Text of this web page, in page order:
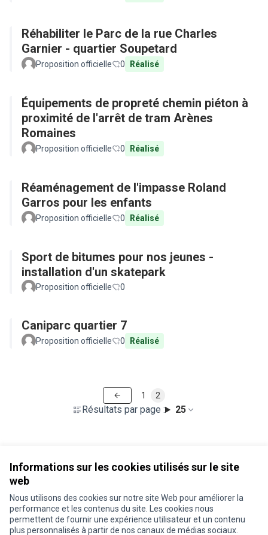
Informations sur les cookies utilisés sur le site
web
Nous utilisons des cookies sur notre site Web pour améliorer la
performance et les contenus du site. Les cookies nous
permettent de fournir une expérience utilisateur et un contenu
plus personnalisés à partir de nos canaux de médias sociaux.
Réhabiliter le Parc de la rue Charles
Garnier - quartier Soupetard
Proposition officielle 0 Réalisé
Équipements de propreté chemin piéton à
proximité de l'arrêt de tram Arènes
Romaines
Proposition officielle 0 Réalisé
Réaménagement de l'impasse Roland
Garros pour les enfants
Proposition officielle 0 Réalisé
Sport de bitumes pour nos jeunes -
installation d'un skatepark
Proposition officielle 0
Caniparc quartier 7
Proposition officielle 0 Réalisé
Résultats par page : 25
1 2
Conditions d'utilisation
Paramètres des cookies
Je participe ! sur X
Je participe ! sur Facebook
Je participe ! sur Instagram